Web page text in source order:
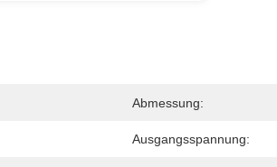
Abmessung:
Ausgangsspannung: